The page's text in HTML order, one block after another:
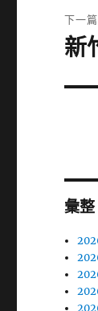
文
章:
下一
下
篇
新
彙整